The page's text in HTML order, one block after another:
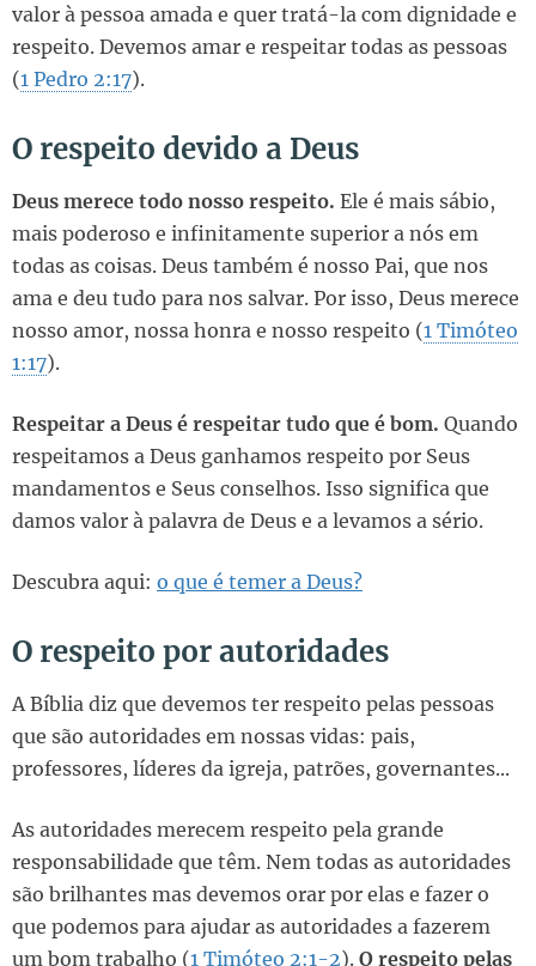
valor à pessoa amada e quer tratá-la com dignidade e
respeito. Devemos amar e respeitar todas as pessoas
(1 Pedro 2:17).
O respeito devido a Deus
Deus merece todo nosso respeito. Ele é mais sábio,
mais poderoso e infinitamente superior a nós em
todas as coisas. Deus também é nosso Pai, que nos
ama e deu tudo para nos salvar. Por isso, Deus merece
nosso amor, nossa honra e nosso respeito (1 Timóteo
1:17).
Respeitar a Deus é respeitar tudo que é bom. Quando
respeitamos a Deus ganhamos respeito por Seus
mandamentos e Seus conselhos. Isso significa que
damos valor à palavra de Deus e a levamos a sério.
Descubra aqui: o que é temer a Deus?
O respeito por autoridades
A Bíblia diz que devemos ter respeito pelas pessoas
que são autoridades em nossas vidas: pais,
professores, líderes da igreja, patrões, governantes...
As autoridades merecem respeito pela grande
responsabilidade que têm. Nem todas as autoridades
são brilhantes mas devemos orar por elas e fazer o
que podemos para ajudar as autoridades a fazerem
um bom trabalho (1 Timóteo 2:1-2). O respeito pelas